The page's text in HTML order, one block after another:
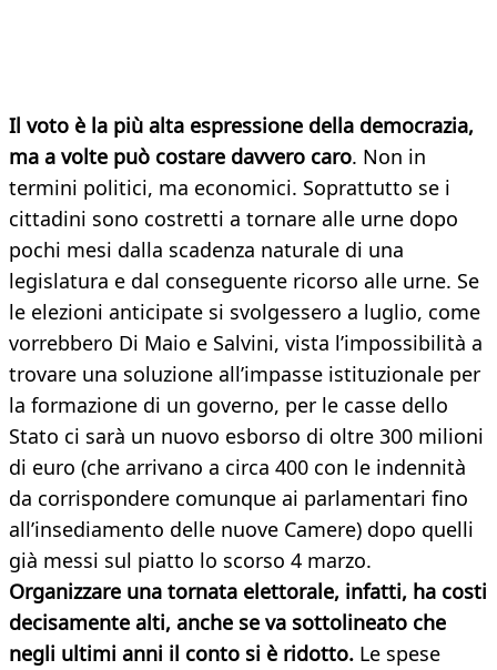
Il voto è la più alta espressione della democrazia,
ma a volte può costare davvero caro. Non in
termini politici, ma economici. Soprattutto se i
cittadini sono costretti a tornare alle urne dopo
pochi mesi dalla scadenza naturale di una
legislatura e dal conseguente ricorso alle urne. Se
le elezioni anticipate si svolgessero a luglio, come
vorrebbero Di Maio e Salvini, vista l’impossibilità a
trovare una soluzione all’impasse istituzionale per
la formazione di un governo, per le casse dello
Stato ci sarà un nuovo esborso di oltre 300 milioni
di euro (che arrivano a circa 400 con le indennità
da corrispondere comunque ai parlamentari fino
all’insediamento delle nuove Camere) dopo quelli
già messi sul piatto lo scorso 4 marzo.
Organizzare una tornata elettorale, infatti, ha costi
decisamente alti, anche se va sottolineato che
negli ultimi anni il conto si è ridotto. Le spese